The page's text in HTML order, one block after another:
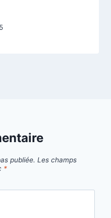
publiée. Les champs
*